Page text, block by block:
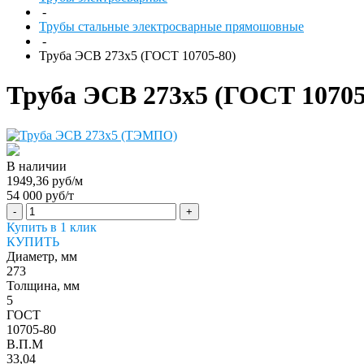
-
Трубы стальные электросварные прямошовные
-
Труба ЭСВ 273х5 (ГОСТ 10705-80)
Труба ЭСВ 273х5 (ГОСТ
В наличии
1949,36 руб/м
54 000 руб/т
- +
Купить в 1 клик
КУПИТЬ
Диаметр, мм
273
Толщина, мм
5
ГОСТ
10705-80
В.П.М
33,04